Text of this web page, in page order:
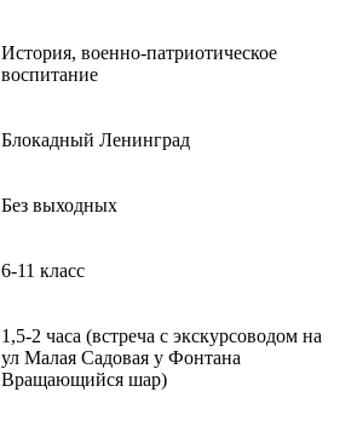
История, военно-патриотическое
воспитание
Блокадный Ленинград
Без выходных
6-11 класс
1,5-2 часа (встреча с экскурсоводом на
ул Малая Садовая у Фонтана
Вращающийся шар)